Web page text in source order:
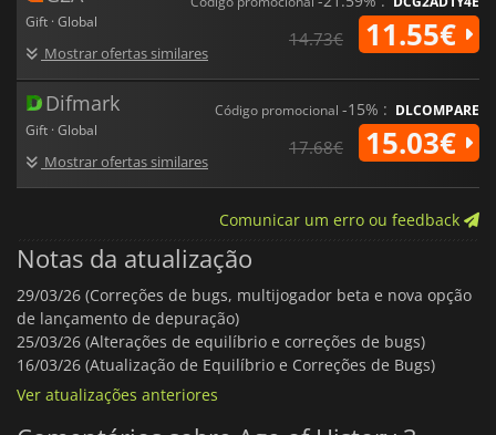
Gift · Global
Mostrar ofertas similares
14.73€ 11.55€
Difmark
Gift · Global
Mostrar ofertas similares
Código promocional -15% : DLCOMPARE
17.68€ 15.03€
Comunicar um erro ou feedback
Notas da atualização
29/03/26 (Correções de bugs, multijogador beta e nova opção
de lançamento de depuração)
25/03/26 (Alterações de equilíbrio e correções de bugs)
16/03/26 (Atualização de Equilíbrio e Correções de Bugs)
Ver atualizações anteriores